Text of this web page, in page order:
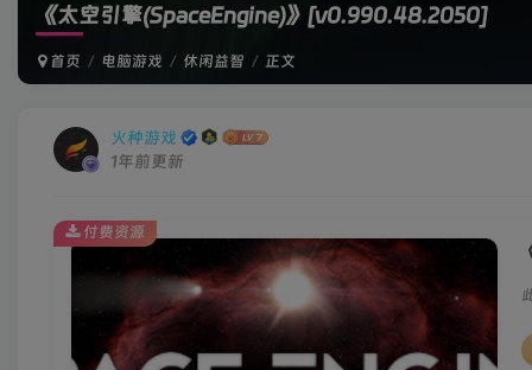
《太空引擎(SpaceEngine)》 [v0.990.48.2050]
首页 电脑游戏 休闲益智 正文
火种游戏
1年前更新
付费资源